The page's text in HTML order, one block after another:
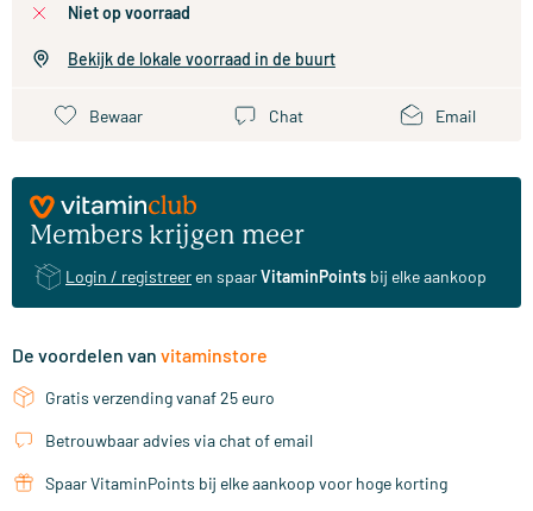
niet op voorraad
Bekijk de lokale voorraad in de buurt
Bewaar Chat Email
Members krijgen meer
Login / registreer en spaarVitaminPoints bij elke aankoop
De voordelen van vitaminstore
Gratis verzending vanaf 25 euro
Betrouwbaar advies via chat of email
Spaar VitaminPoints bij elke aankoop voor hoge korting